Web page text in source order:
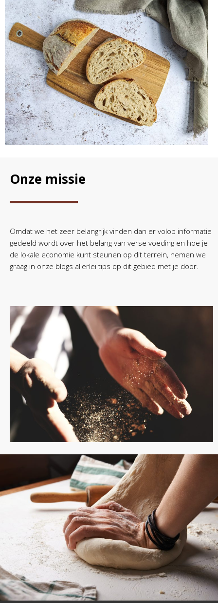
Onze missie
Omdat we het zeer belangrijk vinden dan er volop informatie
gedeeld wordt over het belang van verse voeding en hoe je
de lokale economie kunt steunen op dit terrein, nemen we
graag in onze blogs allerlei tips op dit gebied met je door.